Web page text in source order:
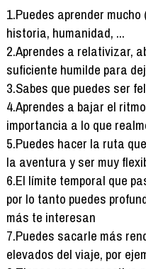
1.Puedes aprender
historia, humanidad, ...
2.Aprendes a relativizar,
suficiente humilde para
3.Sabes que puedes ser
4.Aprendes a bajar el
importancia a lo que
5.Puedes hacer la ruta
la aventura y ser muy
6.El límite temporal que
por lo tanto puedes
más te interesan
7.Puedes sacarle más
elevados del viaje, por